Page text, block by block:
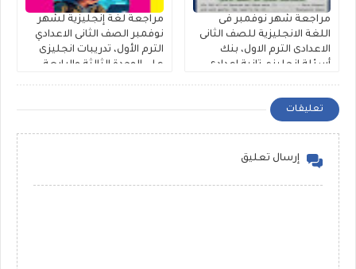
مراجعة شهر نوفمبر فى
اللغة الانجليزية للصف الثانى
الاعدادى الترم الاول، بنك
أسئلة إنجليزي تانية اعدادى
مستر حمادة حشيش
مراجعة لغة إنجليزية لشهر
نوفمبر الصف الثانى الاعدادي
الترم الأول، تدريبات انجليزى
على الوحدة الثالثة والرابعة
تعليقات
إرسال تعليق